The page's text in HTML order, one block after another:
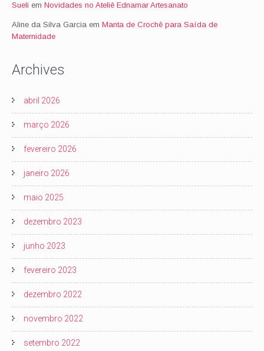
Sueli em Novidades no Ateliê Ednamar Artesanato
Aline da Silva Garcia em Manta de Crochê para Saída de
Maternidade
Archives
abril 2026
março 2026
fevereiro 2026
janeiro 2026
maio 2025
dezembro 2023
junho 2023
fevereiro 2023
dezembro 2022
novembro 2022
setembro 2022